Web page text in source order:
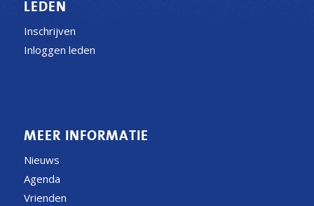
LEDEN
Inschrijven
Inloggen leden
MEER INFORMATIE
Nieuws
Agenda
Vrienden